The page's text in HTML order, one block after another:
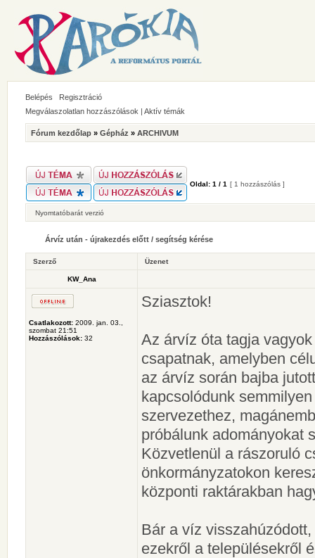
Belépés
Regisztráció
Megválaszolatlan hozzászólások | Aktív témák
Fórum kezdőlap » Gépház » ARCHIVUM
Oldal: 1 / 1 [ 1 hozzászólás ]
Nyomtatóbarát verzió
Árvíz után - újrakezdés előtt / segítség kérése
Szerző Üzenet
KW_Ana
Csatlakozott: 2009. jan. 03.,
szombat 21:51
Hozzászólások: 32
Sziasztok!
Az árvíz óta tagja
csapatnak, amelyben
az árvíz során bajba
kapcsolódunk
szervezethez,
próbálunk adományokat
Közvetlenül a rászoruló
önkormányzatokon
központi raktárakban
Bár a víz
ezekről a településekről